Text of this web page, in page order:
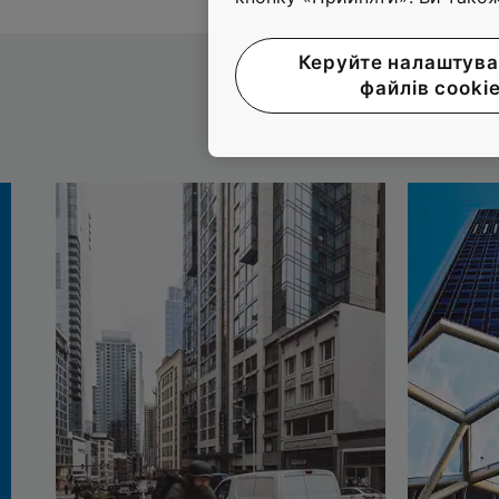
Керуйте
файлів cookie